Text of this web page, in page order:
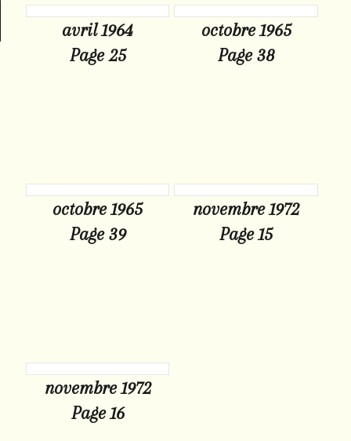
avril 1964
Page 25
octobre 1965
Page 38
octobre 1965
Page 39
novembre 1972
Page 15
novembre 1972
Page 16